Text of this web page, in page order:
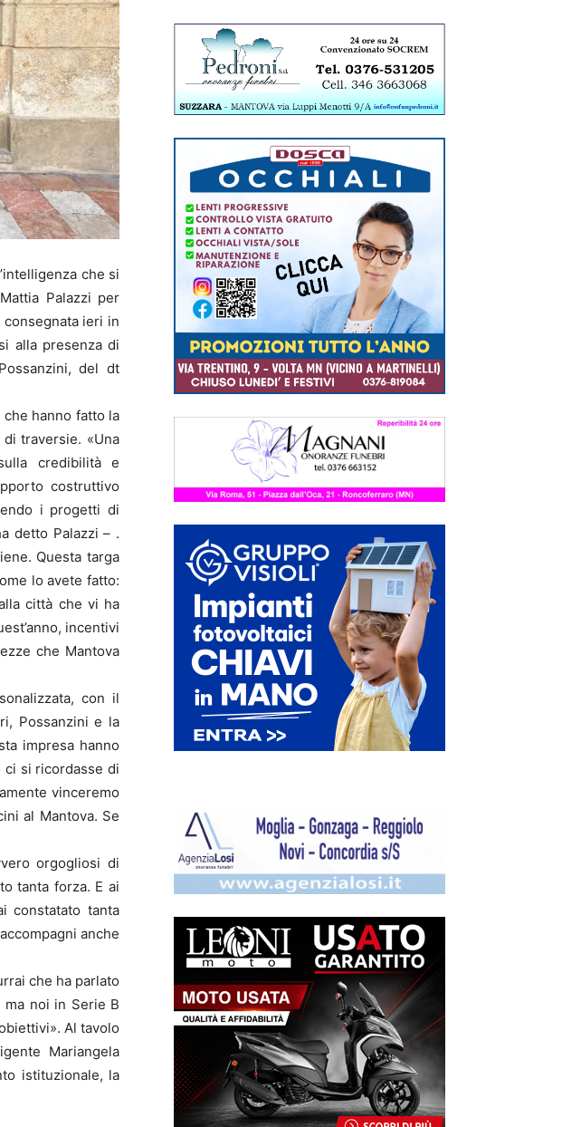
che si
Palazzi per
ieri in
alla presenza di
del dt
hanno fatto la
traversie. «Una
credibilità e
costruttivo
i progetti di
detto Palazzi – .
Questa targa
lo avete fatto:
città che vi ha
incentivi
che Mantova
con il
Possanzini e la
impresa hanno
ci si ricordasse di
vinceremo
al Mantova. Se
orgogliosi di
tanta forza. E ai
constatato tanta
anche
che ha parlato
ma noi in Serie B
Al tavolo
Mariangela
istituzionale, la